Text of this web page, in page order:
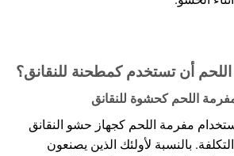
أن تستخدم كمطحنة للنقانق؟
مفرمة اللحم كجهاز حشو النقانق
بالنسبة لأولئك الذين يصنعون